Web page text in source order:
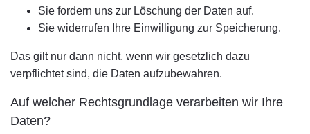
Sie fordern uns zur Löschung der Daten auf.
Sie widerrufen Ihre Einwilligung zur Speicherung.
Das gilt nur dann nicht, wenn wir gesetzlich dazu
verpflichtet sind, die Daten aufzubewahren.
Auf welcher Rechtsgrundlage verarbeiten wir Ihre
Daten?